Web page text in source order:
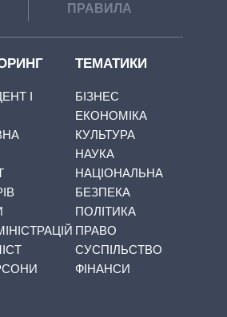
ПРАВИЛА
І
ТЕМАТИКИ
БІЗНЕС
ЕКОНОМІКА
КУЛЬТУРА
НАУКА
НАЦІОНАЛЬНА
БЕЗПЕКА
ПОЛІТИКА
ПРАВО
СУСПІЛЬСТВО
ФІНАНСИ